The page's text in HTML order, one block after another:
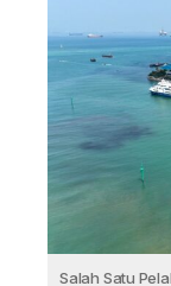
Salah Satu